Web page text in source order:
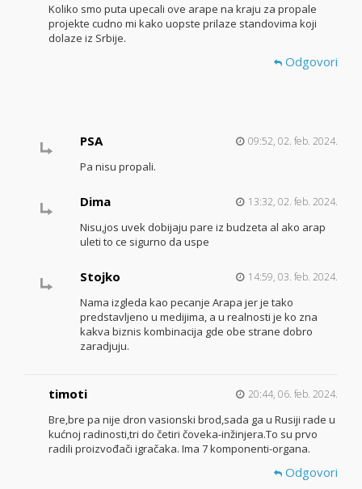
Koliko smo puta upecali ove arape na kraju za propale
projekte cudno mi kako uopste prilaze standovima koji
dolaze iz Srbije.
Odgovori
PSA 09:52, 02. feb. 2024.
Pa nisu propali.
Dima 13:32, 02. feb. 2024.
Nisu,jos uvek dobijaju pare iz budzeta al ako arap
uleti to ce sigurno da uspe
Stojko 14:59, 03. feb. 2024.
Nama izgleda kao pecanje Arapa jer je tako
predstavljeno u medijima, a u realnosti je ko zna
kakva biznis kombinacija gde obe strane dobro
zaradjuju.
timoti 20:44, 06. feb. 2024.
Bre,bre pa nije dron vasionski brod,sada ga u Rusiji rade u
kućnoj radinosti,tri do četiri čoveka-inžinjera.To su prvo
radili proizvođači igračaka. Ima 7 komponenti-organa.
Odgovori